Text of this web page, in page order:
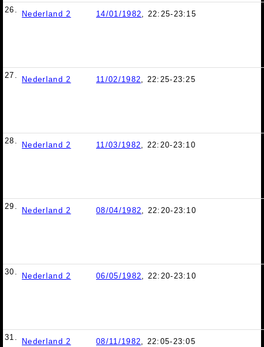
26. Nederland 2 14/01/1982, 22:25-23:15
27. Nederland 2 11/02/1982, 22:25-23:25
28. Nederland 2 11/03/1982, 22:20-23:10
29. Nederland 2 08/04/1982, 22:20-23:10
30. Nederland 2 06/05/1982, 22:20-23:10
31. Nederland 2 08/11/1982, 22:05-23:05